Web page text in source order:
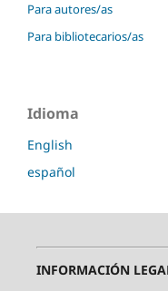
Para autores/as
Para bibliotecarios/as
Idioma
English
español
INFORMACIÓN